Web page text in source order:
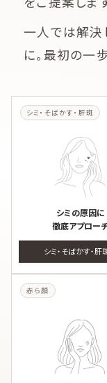
一人では解決
に。最初の一
シミ・そばかす・肝斑
シミの原因に
徹底アプロー
シミ・そばかす・肝
赤ら顔